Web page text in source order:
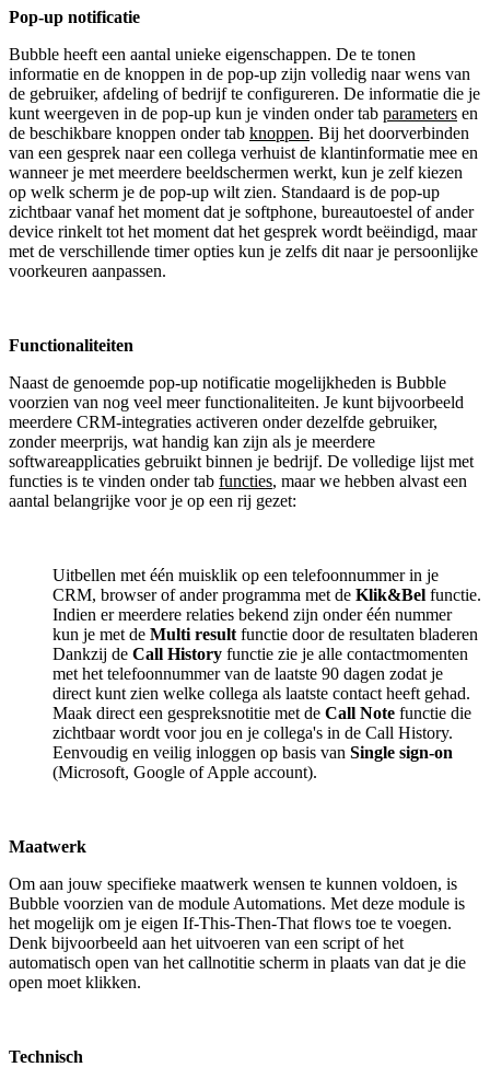
Pop-up notificatie
Bubble heeft een aantal unieke eigenschappen. De te tonen
informatie en de knoppen in de pop-up zijn volledig naar wens van
de gebruiker, afdeling of bedrijf te configureren. De informatie die je
kunt weergeven in de pop-up kun je vinden onder tab parameters en
de beschikbare knoppen onder tab knoppen. Bij het doorverbinden
van een gesprek naar een collega verhuist de klantinformatie mee en
wanneer je met meerdere beeldschermen werkt, kun je zelf kiezen
op welk scherm je de pop-up wilt zien. Standaard is de pop-up
zichtbaar vanaf het moment dat je softphone, bureautoestel of ander
device rinkelt tot het moment dat het gesprek wordt beëindigd, maar
met de verschillende timer opties kun je zelfs dit naar je persoonlijke
voorkeuren aanpassen.
Functionaliteiten
Naast de genoemde pop-up notificatie mogelijkheden is Bubble
voorzien van nog veel meer functionaliteiten. Je kunt bijvoorbeeld
meerdere CRM-integraties activeren onder dezelfde gebruiker,
zonder meerprijs, wat handig kan zijn als je meerdere
softwareapplicaties gebruikt binnen je bedrijf. De volledige lijst met
functies is te vinden onder tab functies, maar we hebben alvast een
aantal belangrijke voor je op een rij gezet:
Uitbellen met één muisklik op een telefoonnummer in je
CRM, browser of ander programma met de Klik&Bel functie.
Indien er meerdere relaties bekend zijn onder één nummer
kun je met de Multi result functie door de resultaten bladeren
Dankzij de Call History functie zie je alle contactmomenten
met het telefoonnummer van de laatste 90 dagen zodat je
direct kunt zien welke collega als laatste contact heeft gehad.
Maak direct een gespreksnotitie met de Call Note functie die
zichtbaar wordt voor jou en je collega's in de Call History.
Eenvoudig en veilig inloggen op basis van Single sign-on
(Microsoft, Google of Apple account).
Maatwerk
Om aan jouw specifieke maatwerk wensen te kunnen voldoen, is
Bubble voorzien van de module Automations. Met deze module is
het mogelijk om je eigen If-This-Then-That flows toe te voegen.
Denk bijvoorbeeld aan het uitvoeren van een script of het
automatisch open van het callnotitie scherm in plaats van dat je die
open moet klikken.
Technisch